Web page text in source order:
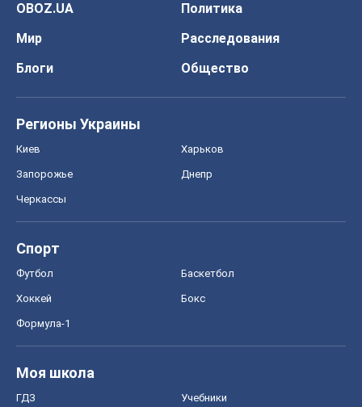
OBOZ.UA
Политика
Мир
Расследования
Блоги
Общество
Регионы Украины
Киев Харьков
Запорожье Днепр
Черкассы
Спорт
Футбол Баскетбол
Хоккей Бокс
Формула-1
Моя школа
ГДЗ Учебники